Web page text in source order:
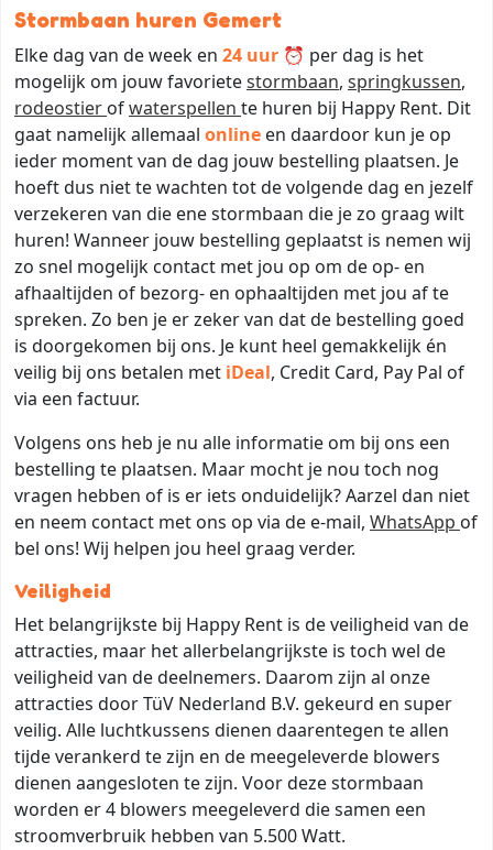
Stormbaan huren Gemert
Elke dag van de week en 24 uur ⏰ per dag is het
mogelijk om jouw favorietestormbaan, springkussen,
rodeostier ofwaterspellen te huren bij Happy Rent. Dit
gaat namelijk allemaal online en daardoor kun je op
ieder moment van de dag jouw bestelling plaatsen. Je
hoeft dus niet te wachten tot de volgende dag en jezelf
verzekeren van die ene stormbaan die je zo graag wilt
huren! Wanneer jouw bestelling geplaatst is nemen wij
zo snel mogelijk contact met jou op om de op- en
afhaaltijden of bezorg- en ophaaltijden met jou af te
spreken. Zo ben je er zeker van dat de bestelling goed
is doorgekomen bij ons. Je kunt heel gemakkelijk én
veilig bij ons betalen met iDeal, Credit Card, Pay Pal of
via een factuur.
Volgens ons heb je nu alle informatie om bij ons een
bestelling te plaatsen. Maar mocht je nou toch nog
vragen hebben of is er iets onduidelijk? Aarzel dan niet
en neem contact met ons op via de e-mail, WhatsApp of
bel ons! Wij helpen jou heel graag verder.
Veiligheid
Het belangrijkste bij Happy Rent is de veiligheid van de
attracties, maar het allerbelangrijkste is toch wel de
veiligheid van de deelnemers. Daarom zijn al onze
attracties door TüV Nederland B.V. gekeurd en super
veilig. Alle luchtkussens dienen daarentegen te allen
tijde verankerd te zijn en de meegeleverde blowers
dienen aangesloten te zijn. Voor deze stormbaan
worden er 4 blowers meegeleverd die samen een
stroomverbruik hebben van 5.500 Watt.